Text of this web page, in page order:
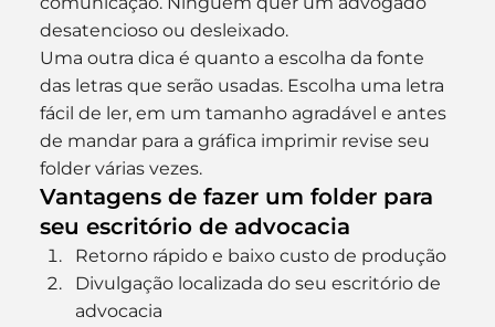
desatencioso ou desleixado.
Uma outra dica é quanto a escolha da fonte
das letras que serão usadas. Escolha uma letra
fácil de ler, em um tamanho agradável e antes
de mandar para a gráfica imprimir revise seu
folder várias vezes.
Vantagens de fazer um folder para
seu escritório de advocacia
Retorno rápido e baixo custo de produção
Divulgação localizada do seu escritório de
advocacia